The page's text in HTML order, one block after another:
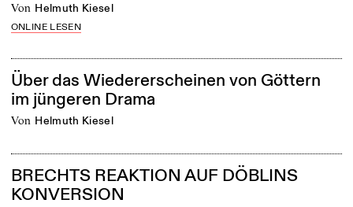
von Helmuth Kiesel
ONLINE LESEN
Über das Wiedererscheinen von Göttern
im jüngeren Drama
von Helmuth Kiesel
BRECHTS REAKTION AUF DÖBLINS
KONVERSION